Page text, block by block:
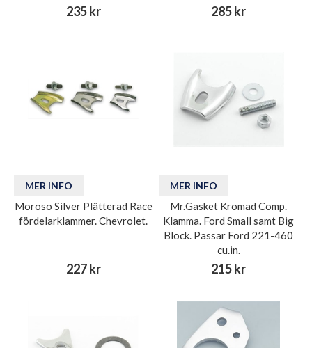
235 kr 285 kr
MER INFO
Moroso Silver Plätterad Race
fördelarklammer. Chevrolet.
227 kr
MER INFO
Mr.Gasket Kromad Comp.
Klamma. Ford Small samt Big
Block. Passar Ford 221-460
cu.in.
215 kr